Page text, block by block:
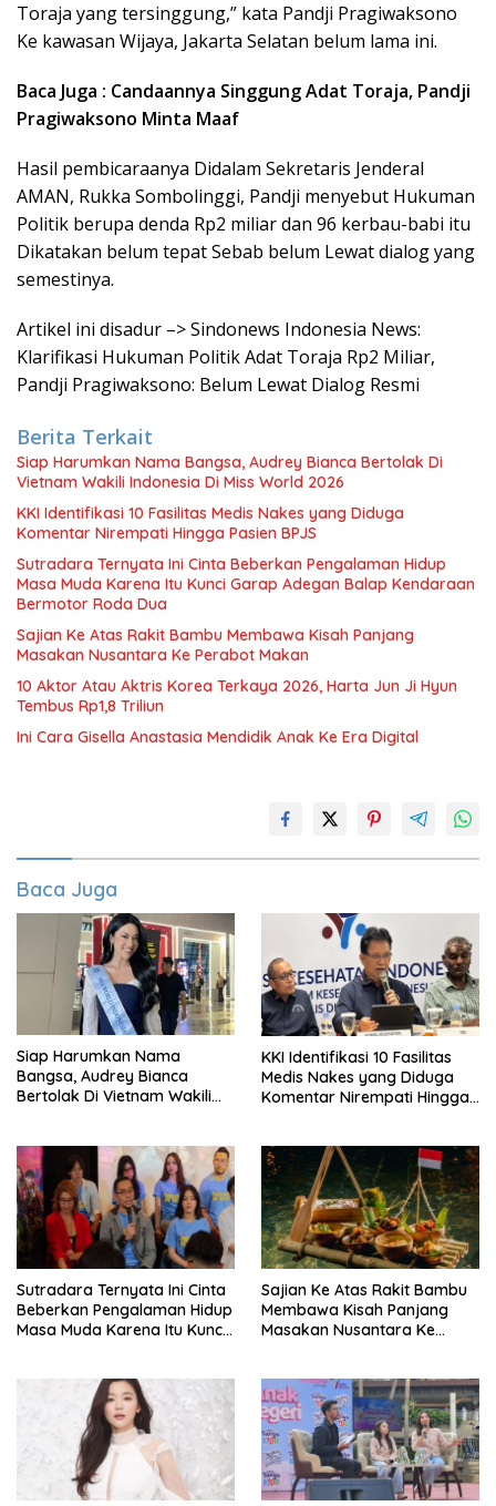
Toraja yang tersinggung,” kata Pandji Pragiwaksono
Ke kawasan Wijaya, Jakarta Selatan belum lama ini.
Baca Juga : Candaannya Singgung Adat Toraja, Pandji
Pragiwaksono Minta Maaf
Hasil pembicaraanya Didalam Sekretaris Jenderal
AMAN, Rukka Sombolinggi, Pandji menyebut Hukuman
Politik berupa denda Rp2 miliar dan 96 kerbau-babi itu
Dikatakan belum tepat Sebab belum Lewat dialog yang
semestinya.
Artikel ini disadur –> Sindonews Indonesia News:
Klarifikasi Hukuman Politik Adat Toraja Rp2 Miliar,
Pandji Pragiwaksono: Belum Lewat Dialog Resmi
Berita Terkait
Siap Harumkan Nama Bangsa, Audrey Bianca Bertolak Di
Vietnam Wakili Indonesia Di Miss World 2026
KKI Identifikasi 10 Fasilitas Medis Nakes yang Diduga
Komentar Nirempati Hingga Pasien BPJS
Sutradara Ternyata Ini Cinta Beberkan Pengalaman Hidup
Masa Muda Karena Itu Kunci Garap Adegan Balap Kendaraan
Bermotor Roda Dua
Sajian Ke Atas Rakit Bambu Membawa Kisah Panjang
Masakan Nusantara Ke Perabot Makan
10 Aktor Atau Aktris Korea Terkaya 2026, Harta Jun Ji Hyun
Tembus Rp1,8 Triliun
Ini Cara Gisella Anastasia Mendidik Anak Ke Era Digital
Baca Juga
Siap Harumkan Nama
Bangsa, Audrey Bianca
Bertolak Di Vietnam Wakili
KKI Identifikasi 10 Fasilitas
Medis Nakes yang Diduga
Komentar Nirempati Hingga
Sutradara Ternyata Ini Cinta
Beberkan Pengalaman Hidup
Masa Muda Karena Itu Kunci
Sajian Ke Atas Rakit Bambu
Membawa Kisah Panjang
Masakan Nusantara Ke